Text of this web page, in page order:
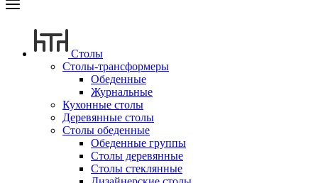
Столы
Столы-трансформеры
Обеденные
Журнальные
Кухонные столы
Деревянные столы
Столы обеденные
Обеденные группы
Столы деревянные
Столы стеклянные